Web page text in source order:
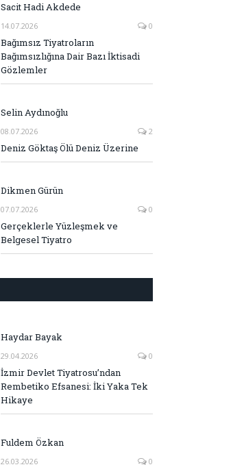
Sacit Hadi Akdede
14.07.2026 0
Bağımsız Tiyatroların
Bağımsızlığına Dair Bazı İktisadi
Gözlemler
Selin Aydınoğlu
08.07.2026 2
Deniz Göktaş Ölü Deniz Üzerine
Dikmen Gürün
07.07.2026 0
Gerçeklerle Yüzleşmek ve
Belgesel Tiyatro
Haydar Bayak
29.04.2026 0
İzmir Devlet Tiyatrosu’ndan
Rembetiko Efsanesi: İki Yaka Tek
Hikaye
Fuldem Özkan
26.03.2026 0